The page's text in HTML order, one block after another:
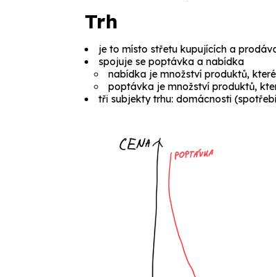
Trh
je to místo střetu kupujících a
spojuje se poptávka a nabídka
nabídka je množství produktů,
poptávka je množství produktů,
tři subjekty trhu: domácnosti